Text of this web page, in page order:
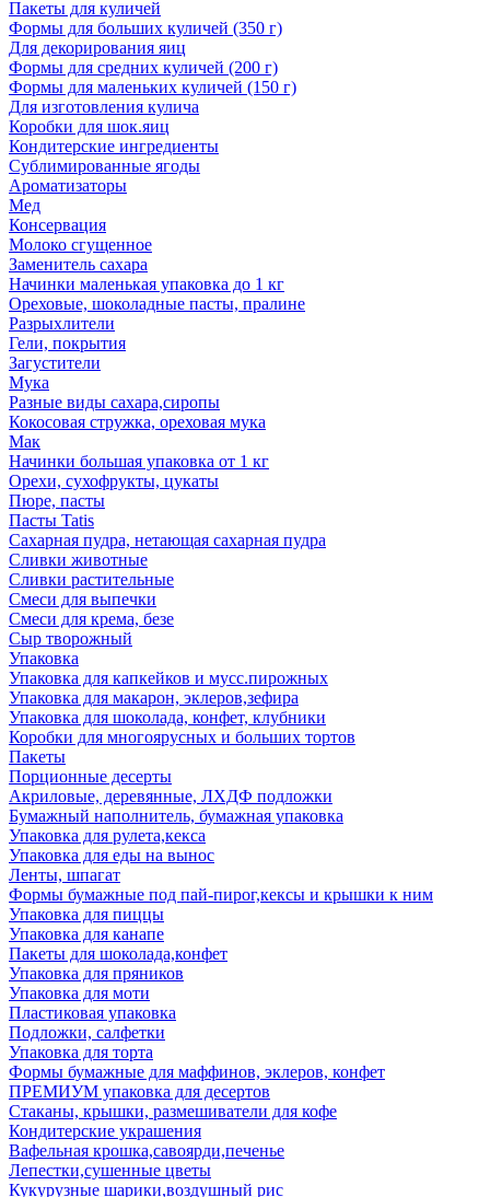
Пакеты для куличей
Формы для больших куличей (350 г)
Для декорирования яиц
Формы для средних куличей (200 г)
Формы для маленьких куличей (150 г)
Для изготовления кулича
Коробки для шок.яиц
Кондитерские ингредиенты
Сублимированные ягоды
Ароматизаторы
Мед
Консервация
Молоко сгущенное
Заменитель сахара
Начинки маленькая упаковка до 1 кг
Ореховые, шоколадные пасты, пралине
Разрыхлители
Гели, покрытия
Загустители
Мука
Разные виды сахара,сиропы
Кокосовая стружка, ореховая мука
Мак
Начинки большая упаковка от 1 кг
Орехи, сухофрукты, цукаты
Пюре, пасты
Пасты Tatis
Сахарная пудра, нетающая сахарная пудра
Сливки животные
Сливки растительные
Смеси для выпечки
Смеси для крема, безе
Сыр творожный
Упаковка
Упаковка для капкейков и мусс.пирожных
Упаковка для макарон, эклеров,зефира
Упаковка для шоколада, конфет, клубники
Коробки для многоярусных и больших тортов
Пакеты
Порционные десерты
Акриловые, деревянные, ЛХДФ подложки
Бумажный наполнитель, бумажная упаковка
Упаковка для рулета,кекса
Упаковка для еды на вынос
Ленты, шпагат
Формы бумажные под пай-пирог,кексы и крышки к ним
Упаковка для пиццы
Упаковка для канапе
Пакеты для шоколада,конфет
Упаковка для пряников
Упаковка для моти
Пластиковая упаковка
Подложки, салфетки
Упаковка для торта
Формы бумажные для маффинов, эклеров, конфет
ПРЕМИУМ упаковка для десертов
Стаканы, крышки, размешиватели для кофе
Кондитерские украшения
Вафельная крошка,савоярди,печенье
Лепестки,сушенные цветы
Кукурузные шарики,воздушный рис